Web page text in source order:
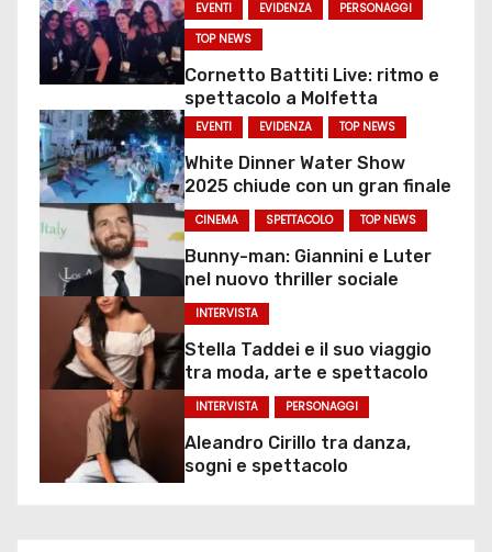
EVENTI EVIDENZA
PERSONAGGI
TOP NEWS
Cornetto Battiti Live: ritmo e
spettacolo a Molfetta
EVENTI EVIDENZA TOP NEWS
White Dinner Water Show
2025 chiude con un gran finale
CINEMA SPETTACOLO TOP NEWS
Bunny-man: Giannini e Luter
nel nuovo thriller sociale
INTERVISTA
Stella Taddei e il suo viaggio
tra moda, arte e spettacolo
INTERVISTA PERSONAGGI
Aleandro Cirillo tra danza,
sogni e spettacolo